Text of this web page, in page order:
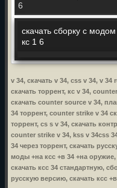
6
скачать сборку с
кс 1 6
v 34, скачать v 34, css v 34, v
скачать торрент, кс v 34,
скачать counter source v 34,
34 торрент, counter strike v 34
торрент, cs s v 34, скачать
counter strike v 34, kss v 34css
34 через торрент, скачать
моды +на ксс +в 34 +на оружие,
скачать ксс 34 стандартную,
русскую версию, скачать ксс